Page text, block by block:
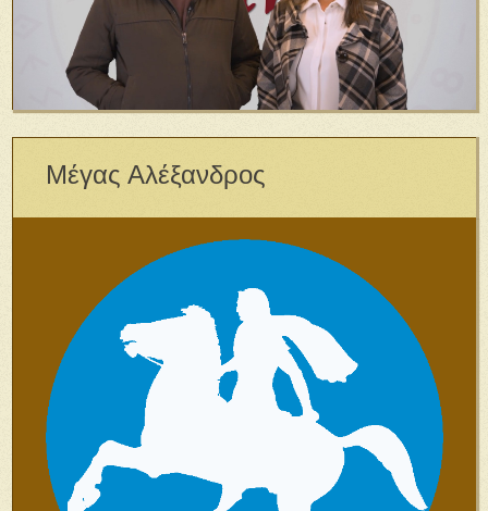
Μέγας Αλέξανδρος